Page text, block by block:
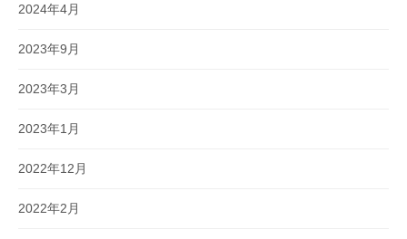
2024年4月
2023年9月
2023年3月
2023年1月
2022年12月
2022年2月